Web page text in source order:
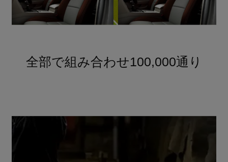
全部で組み合わせ100,000通り